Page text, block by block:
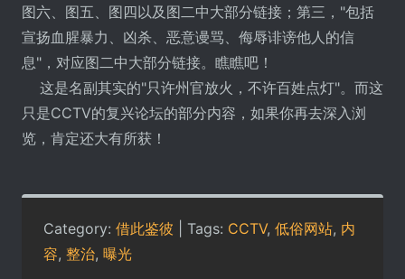
图六、图五、图四以及图二中大部分链接；第三，"包括
宣扬血腥暴力、凶杀、恶意谩骂、侮辱诽谤他人的信
息"，对应图二中大部分链接。瞧瞧吧！
这是名副其实的"只许州官放火，不许百姓点灯"。而这
只是CCTV的复兴论坛的部分内容，如果你再去深入浏
览，肯定还大有所获！
Category: 借此鉴彼 | Tags: CCTV, 低俗网站, 内
容, 整治, 曝光